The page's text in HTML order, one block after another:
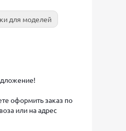
для моделей
оформить заказ по
или на адрес